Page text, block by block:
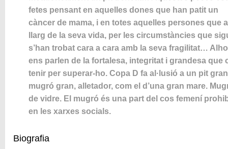
fetes pensant en aquelles dones que han patit un
càncer de mama, i en totes aquelles persones que
llarg de la seva vida, per les circumstàncies que
s’han trobat cara a cara amb la seva fragilitat…
ens parlen de la fortalesa, integritat i grandesa que
tenir per superar-ho. Copa D fa al·lusió a un pit
mugró gran, alletador, com el d’una gran mare.
de vidre. El mugró és una part del cos femení
en les xarxes socials.
Biografia